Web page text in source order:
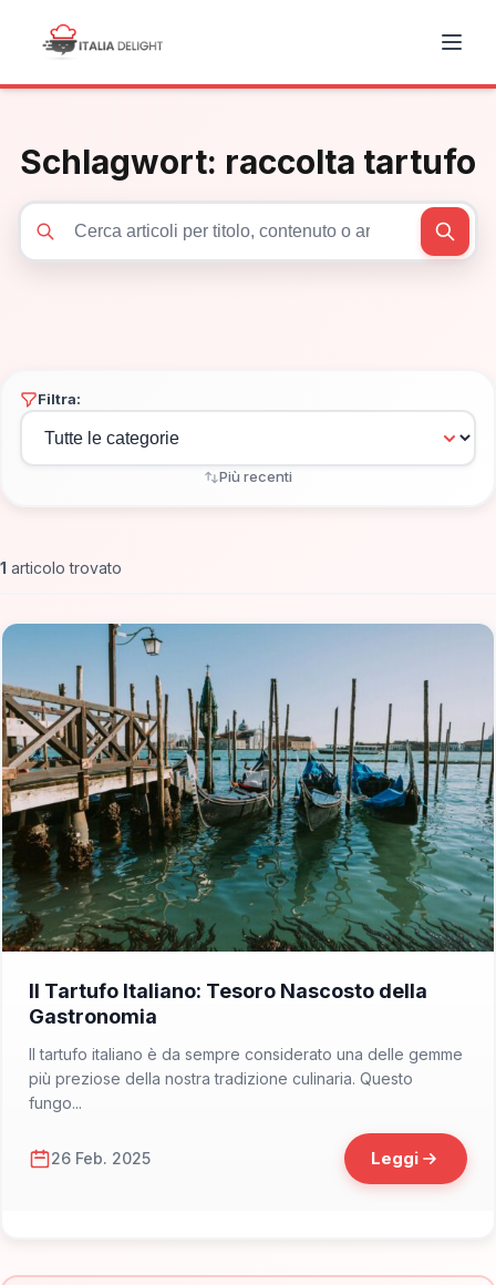
Schlagwort: raccolta tartufo
Filtra:
Più recenti
1 articolo trovato
Il Tartufo Italiano: Tesoro Nascosto della
Gastronomia
Il tartufo italiano è da sempre considerato una delle gemme
più preziose della nostra tradizione culinaria. Questo
fungo...
26 Feb. 2025 Leggi